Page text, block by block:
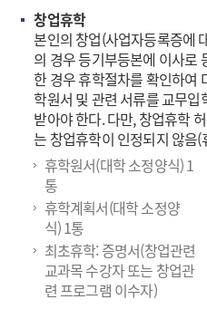
창업휴학
본인의 창업(사업자등록증에
의 경우 등기부등본에 이사로
한 경우 휴학절차를 확인하여
학원서 및 관련 서류를 교무
받아야 한다. 다만, 창업휴학
는 창업휴학이 인정되지 않음(
휴학원서(대학 소정양식) 1
통
휴학계획서(대학 소정양
식) 1통
최초휴학: 증명서(창업관련
교과목 수강자 또는 창업관
련 프로그램 이수자)